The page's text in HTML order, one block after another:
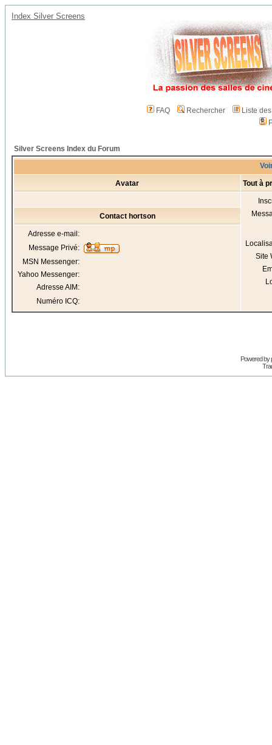
Index Silver Screens
FAQ Rechercher
Liste
Silver Screens Index du Forum
Avatar Tout à
Site
Contact hortson
Adresse e-mail:
Message Privé:
MSN Messenger:
Yahoo Messenger:
Adresse AIM:
Numéro ICQ:
Powered by